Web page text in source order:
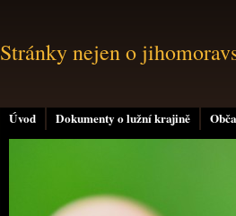
Úvod Dokumenty o lužní krajině
Stránky nejen o